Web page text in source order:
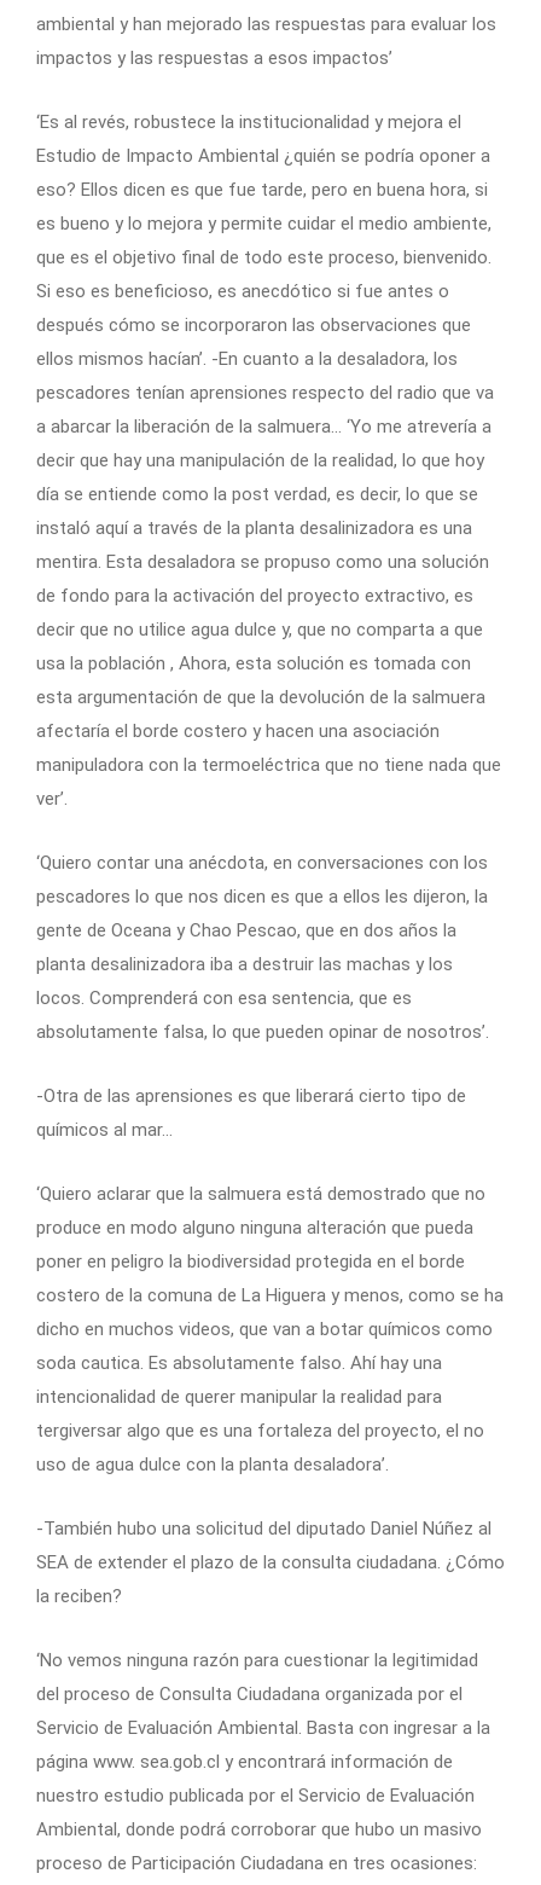
ambiental y han mejorado las respuestas para evaluar los
impactos y las respuestas a esos impactos’
‘Es al revés, robustece la institucionalidad y mejora el
Estudio de Impacto Ambiental ¿quién se podría oponer a
eso? Ellos dicen es que fue tarde, pero en buena hora, si
es bueno y lo mejora y permite cuidar el medio ambiente,
que es el objetivo final de todo este proceso, bienvenido.
Si eso es beneficioso, es anecdótico si fue antes o
después cómo se incorporaron las observaciones que
ellos mismos hacían’. -En cuanto a la desaladora, los
pescadores tenían aprensiones respecto del radio que va
a abarcar la liberación de la salmuera… ‘Yo me atrevería a
decir que hay una manipulación de la realidad, lo que hoy
día se entiende como la post verdad, es decir, lo que se
instaló aquí a través de la planta desalinizadora es una
mentira. Esta desaladora se propuso como una solución
de fondo para la activación del proyecto extractivo, es
decir que no utilice agua dulce y, que no comparta a que
usa la población , Ahora, esta solución es tomada con
esta argumentación de que la devolución de la salmuera
afectaría el borde costero y hacen una asociación
manipuladora con la termoeléctrica que no tiene nada que
ver’.
‘Quiero contar una anécdota, en conversaciones con los
pescadores lo que nos dicen es que a ellos les dijeron, la
gente de Oceana y Chao Pescao, que en dos años la
planta desalinizadora iba a destruir las machas y los
locos. Comprenderá con esa sentencia, que es
absolutamente falsa, lo que pueden opinar de nosotros’.
-Otra de las aprensiones es que liberará cierto tipo de
químicos al mar…
‘Quiero aclarar que la salmuera está demostrado que no
produce en modo alguno ninguna alteración que pueda
poner en peligro la biodiversidad protegida en el borde
costero de la comuna de La Higuera y menos, como se ha
dicho en muchos videos, que van a botar químicos como
soda cautica. Es absolutamente falso. Ahí hay una
intencionalidad de querer manipular la realidad para
tergiversar algo que es una fortaleza del proyecto, el no
uso de agua dulce con la planta desaladora’.
-También hubo una solicitud del diputado Daniel Núñez al
SEA de extender el plazo de la consulta ciudadana. ¿Cómo
la reciben?
‘No vemos ninguna razón para cuestionar la legitimidad
del proceso de Consulta Ciudadana organizada por el
Servicio de Evaluación Ambiental. Basta con ingresar a la
página www. sea.gob.cl y encontrará información de
nuestro estudio publicada por el Servicio de Evaluación
Ambiental, donde podrá corroborar que hubo un masivo
proceso de Participación Ciudadana en tres ocasiones: